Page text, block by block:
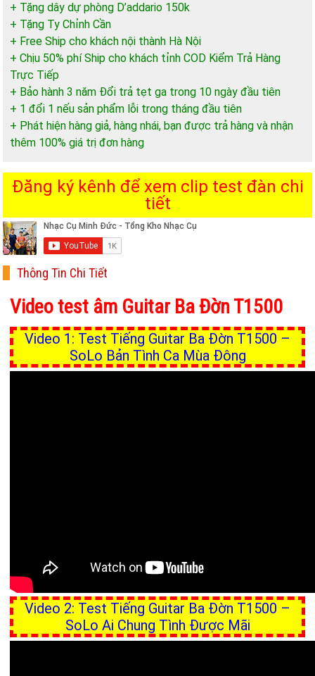
+ Tặng dây dự phòng D’addario 150k
+ Tặng Ty Chỉnh Cần
+ Free Ship cho khách nội thành Hà Nội
+ Chịu 50% phí Ship cho khách tỉnh COD Kiểm Trả Hàng
Trực Tiếp
+ Bảo hành 3 năm Đổi trả tẹt ga trong 10 ngày đầu tiên
+ 1 đổi 1 nếu sản phẩm lỗi trong tháng đầu tiên
+ Phát hiện hàng giả, hàng nhái, bạn được trả hàng và nhận
thêm 100% giá trị đơn hàng
Đăng ký kênh để xem clip test đàn chi
tiết
Thông Tin Chi Tiết
Video test âm Guitar Ba Đờn T1500
Video 1: Test Tiếng Guitar Ba Đờn T1500 –
SoLo Bản Tình Ca Mùa Đông
Video 2: Test Tiếng Guitar Ba Đờn T1500 –
SoLo Ai Chung Tình Được Mãi